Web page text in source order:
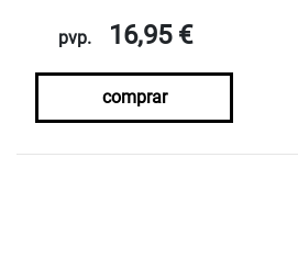
pvp. 16,95 €
comprar